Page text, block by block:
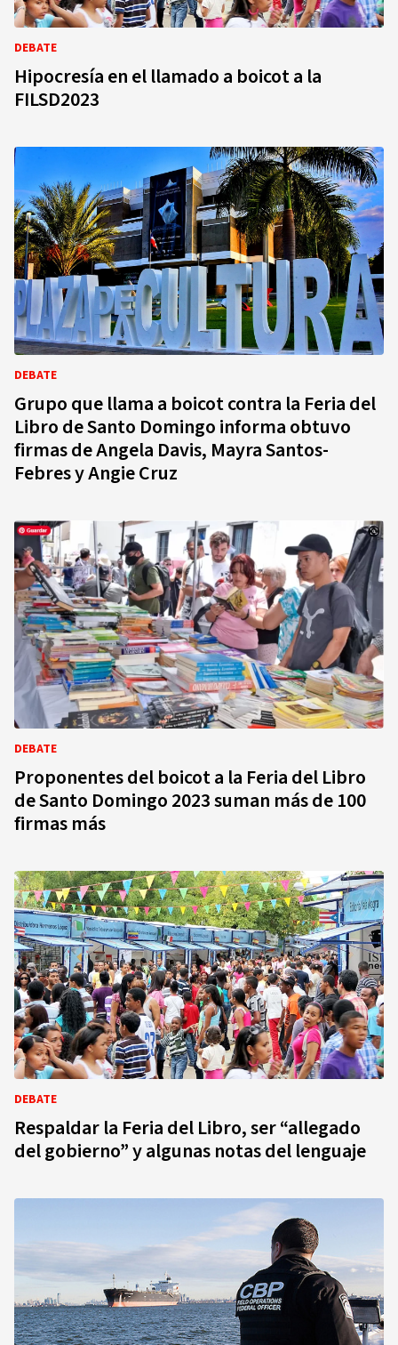
DEBATE
Hipocresía en el llamado a boicot a la
FILSD2023
DEBATE
Grupo que llama a boicot contra la Feria del
Libro de Santo Domingo informa obtuvo
firmas de Angela Davis, Mayra Santos-
Febres y Angie Cruz
DEBATE
Proponentes del boicot a la Feria del Libro
de Santo Domingo 2023 suman más de 100
firmas más
DEBATE
Respaldar la Feria del Libro, ser “allegado
del gobierno” y algunas notas del lenguaje